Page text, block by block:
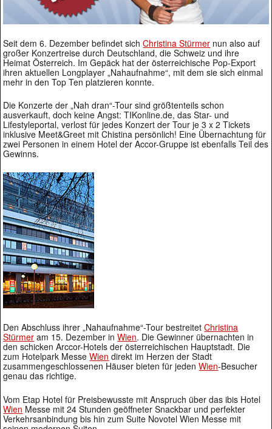
Seit dem 6. Dezember befindet sichChristina Stürmer nun also auf
großer Konzertreise durch Deutschland, die Schweiz und ihre
Heimat Österreich. Im Gepäck hat der österreichische Pop-Export
ihren aktuellen Longplayer „Nahaufnahme“, mit dem sie sich einmal
mehr in den Top Ten platzieren konnte.
Die Konzerte der „Nah dran“-Tour sind größtenteils schon
ausverkauft, doch keine Angst: TIKonline.de, das Star- und
Lifestyleportal, verlost für jedes Konzert der Tour je 3 x 2 Tickets
inklusive Meet&Greet mit Chistina persönlich! Eine Übernachtung für
zwei Personen in einem Hotel der Accor-Gruppe ist ebenfalls Teil des
Gewinns.
Den Abschluss ihrer „Nahaufnahme“-Tour bestreitetChristina
Stürmer am 15. Dezember inWien. Die Gewinner übernachten in
den schicken Arccor-Hotels der österreichischen Hauptstadt. Die
zum Hotelpark MesseWien direkt im Herzen der Stadt
zusammengeschlossenen Häuser bieten für jedenWien-Besucher
genau das richtige.
Vom Etap Hotel für Preisbewusste mit Anspruch über das ibis Hotel
Wien Messe mit 24 Stunden geöffneter Snackbar und perfekter
Verkehrsanbindung bis hin zum Suite Novotel Wien Messe mit